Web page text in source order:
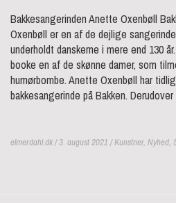
Bakkesangerinden Anette Oxenbøll
Oxenbøll er en af de dejlige
underholdt danskerne i mere end 130
booke en af de skønne damer, som
humørbombe. Anette Oxenbøll har
bakkesangerinde på Bakken.
elmerdahl.dk / 3. august 2021 /Kunstner, Nyhed,